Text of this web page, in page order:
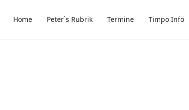
Home Peter`s Rubrik Termine Timpo Info